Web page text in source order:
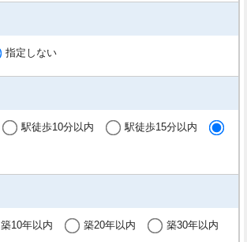
指定しない
駅徒歩10分以内 駅徒歩15分以内
築10年以内 築20年以内 築30年以内